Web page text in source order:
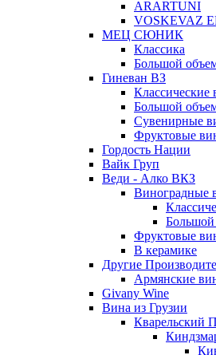
ARARTUNI
VOSKEVAZ
МЕЦ СЮНИК
Классика
Большой
Гиневан ВЗ
Классические
Большой
Сувенирные
Фруктовые
Гордость Нации
Вайк Груп
Веди - Алко ВКЗ
Виноградные
Большой
Фруктовые
В керамике
Другие
Армянские
Givany Wine
Вина из Грузии
Кварельский